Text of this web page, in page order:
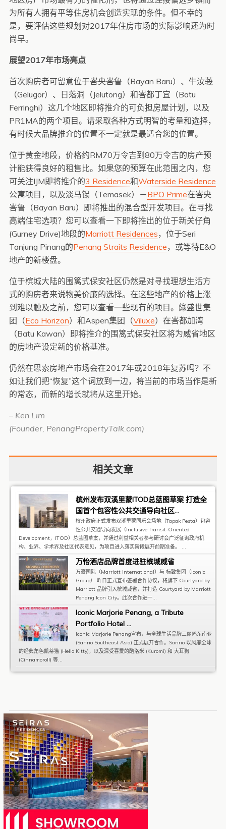
为所有人拥有平等住房机会创造实现的条件。但不幸的
是，要评估这些规划对2017年住房市场的实际影响还为时
尚早。
展望2017年市场亮点
首次购房者可留意位于峇央峇鲁（Bayan Baru）、牛汝莪
（Gelugor）、日落洞（Jelutong）和峇都丁宜（Batu
Ferringhi）这几个地区即将推介的可负担房屋计划，以及
PR1MA的两个项目。请采取各种方式明智的考量和选择，
有时候大品牌推介的位置不一定就是最适合您的位置。
位于黄金地段，价格约RM70万令吉到80万令吉的房产预
计能获得良好的租售比。如果您的预算在此范围之内，您
可关注IJM即将推介的3 Residence和Waterside Residence
公寓项目，以及淡马锡（Temasek）－BPO Prime在峇央
峇鲁（Bayan Baru）即将推出的混合型开发项目。在寻找
高端住宅选项？您可以查看一下即将推出的位于新关仔角
(Gurney Drive)地段的Marriott Residences，位于Seri
Tanjung Pinang的Penang Straits Residence，或等待E&O
地产的新楼盘。
位于槟城大陆的围篱式保安社区仍然是对寻找理想生活方
式的购房者来说物美价廉的选择。在这些地产的价格上涨
到难以触及之前，您可以查看一些现有的项目。綠盛世集
团（Eco Horizon）和Aspen集团（Viluxe）在峇都加湾
（Batu Kawan）即将推介的围篱式保安社区将为威省地区
的房地产设定新的价格基准。
仍然在思索房地产市场会在2017年或2018年复苏吗？不
如让我们把“恢复”这个词放到一边，将当前的市场当作是新
的常态，而新的增长就将从这里开始。
– Ken Lim
(Founder, PenangPropertyTalk.com)
相关文章
槟州发布双溪里蒙ITOD总蓝图草案 打造全
国首个包容性公共交通导向社区...
槟州政府正式发布双溪里蒙同乐会场地（Tapak Pesta）包容
性公共交通导向发展（Inclusive Transit-Oriented
Development，ITOD）总蓝图草案，并通过利益相关者参与研讨会广泛征询政府机
构、业界、学术界及社区代表意见，为项目进入落实阶段展开前期准备。 ...
万怡酒店品牌首度进驻槟城威省
万豪国际（Marriott International）与 标致集团（Iconic
Group） 昨日正式宣布签署合作协议，将旗下 Courtyard by
Marriott 品牌引入槟城威省，并打造 Courtyard by Marriott
Penang Icon City。此次合作进一...
Iconic Marjorie Penang, a Tribute
Portfolio Hotel ...
Iconic Marjorie Penang宣布，与全球生活品牌三丽鸥东南亚
(Sanrio Southeast Asia) 正式展开合作。Sanrio 以风靡全球
的经典角色凯蒂猫 (Hello Kitty)，以及深受喜爱的酷洛米 (Kuromi) 和 大耳狗
(Cinnamoroll) 等...